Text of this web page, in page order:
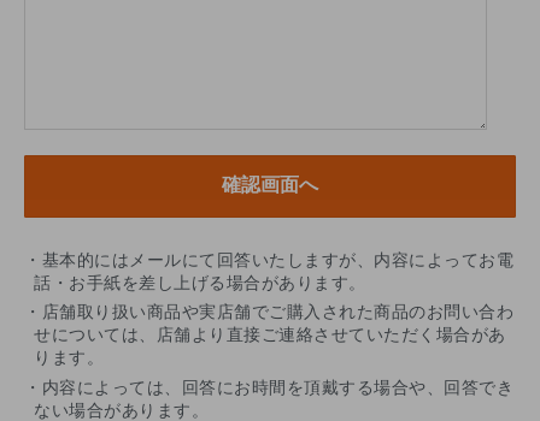
・基本的にはメールにて回答いたしますが、内容によってお電
話・お手紙を差し上げる場合があります。
・店舗取り扱い商品や実店舗でご購入された商品のお問い合わ
せについては、店舗より直接ご連絡させていただく場合があ
ります。
・内容によっては、回答にお時間を頂戴する場合や、回答でき
ない場合があります。